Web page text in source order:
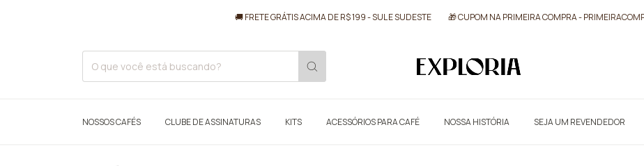
🚚 FRETE GRÁTIS ACIMA DE R$ 199 - SUL E SUDESTE 🎁 CUPOM NA PRIMEIRA COMPRA - PRIMEIRACOMPRA
NOSSOS CAFÉS CLUBE DE ASSINATURAS KITS ACESSÓRIOS PARA CAFÉ NOSSA HISTÓRIA SEJA UM REVENDEDOR